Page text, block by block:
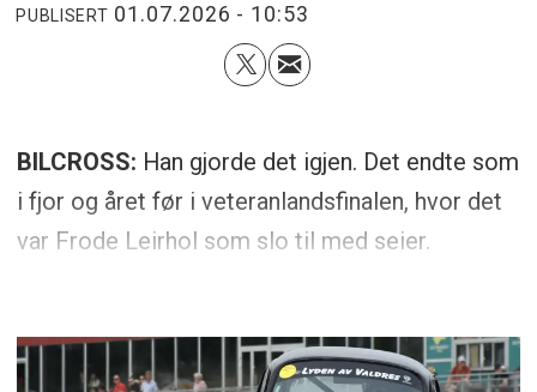
PUBLISERT 01.07.2026 - 10:53
BILCROSS: Han gjorde det igjen. Det endte som
i fjor og året før i veteranlandsfinalen, hvor det
var Frode Leirhol som slo til med seier.